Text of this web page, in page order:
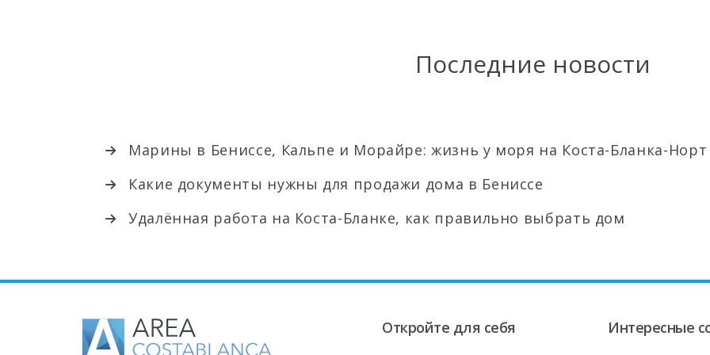
Последние новости
Марины в Бениссе, Кальпе и Морайре: жизнь у моря на Коста-Бланка-Норт
Какие документы нужны для продажи дома в Бениссе
Удалённая работа на Коста-Бланке, как правильно выбрать дом
Откройте для себя Интересные